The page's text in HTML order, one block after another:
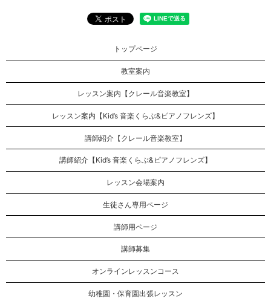
トップページ
教室案内
レッスン案内【クレール音楽教室】
レッスン案内【Kid’s 音楽くらぶ&ピアノフレンズ】
講師紹介【クレール音楽教室】
講師紹介【Kid’s 音楽くらぶ&ピアノフレンズ】
レッスン会場案内
生徒さん専用ページ
講師用ページ
講師募集
オンラインレッスンコース
幼稚園・保育園出張レッスン